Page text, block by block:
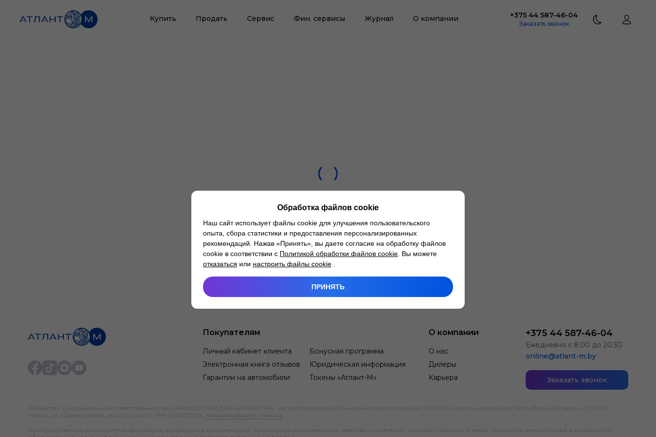
Купить Продать Сервис Фин. сервисы Журнал О компании +375 44 587-46-04
Заказать звонок
Покупателям
Личный кабинет клиента
Бонусная программа
Электронная книга отзывов
Юридическая информация
Гарантии на автомобили
Токены «Атлант-М»
О компании
О нас
Дилеры
Карьера
+375 44 587-46-04
Ежедневно с 8:00 до 20:30
online@atlant-m.by
Заказать звонок
Общество с ограниченной ответственностью «БРОКЕРСКИЙ ДОМ «АТЛАНТ-М», зарегистрировано Минским горисполкомом 10.09.1991; место нахождения: Республика Беларусь, 220019, г.
Минск, ул. Шаранговича, дом 22, ком. 10; УНП 100023303.
Личный кабинет клиента
Вся представленная на сайте информация, касающаяся комплектаций, технических характеристик, цветовых сочетаний, условий гарантии, а также стоимости автомобилей и сервисного
Обработка файлов cookie
Наш сайт использует файлы cookie для улучшения пользовательского
опыта, сбора статистики и предоставления персонализированных
рекомендаций. Нажав «Принять», вы даете согласие на обработку файлов
cookie в соответствии с Политикой обработки файлов cookie . Вы можете
отказаться или настроить файлы cookie
ПРИНЯТЬ